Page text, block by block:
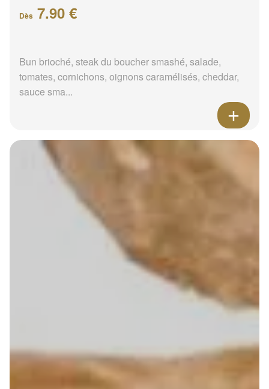
Dès 7.90 €
Bun brioché, steak du boucher smashé, salade,
tomates, cornichons, oignons caramélisés, cheddar,
sauce sma...